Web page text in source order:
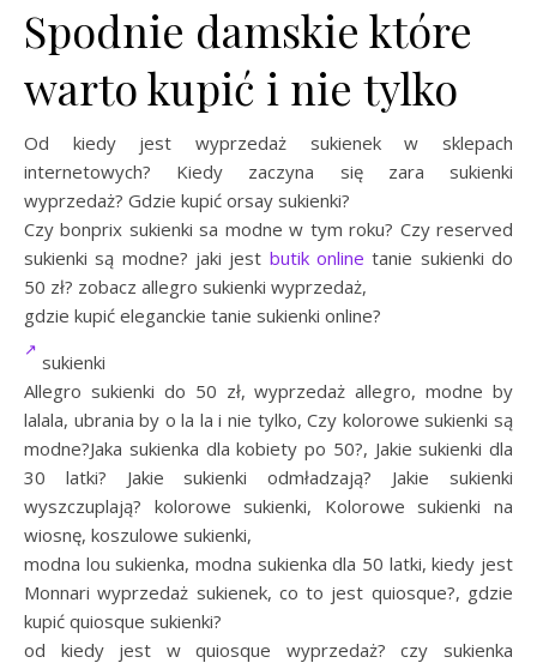
Spodnie damskie które
warto kupić i nie tylko
Od kiedy jest wyprzedaż sukienek w sklepach
internetowych? Kiedy zaczyna się zara sukienki
wyprzedaż? Gdzie kupić orsay sukienki?
Czy bonprix sukienki sa modne w tym roku? Czy reserved
sukienki są modne? jaki jest butik online tanie sukienki do
50 zł? zobacz allegro sukienki wyprzedaż,
gdzie kupić eleganckie tanie sukienki online?
sukienki
Allegro sukienki do 50 zł, wyprzedaż allegro, modne by
lalala, ubrania by o la la i nie tylko, Czy kolorowe sukienki są
modne?Jaka sukienka dla kobiety po 50?, Jakie sukienki dla
30 latki? Jakie sukienki odmładzają? Jakie sukienki
wyszczuplają? kolorowe sukienki, Kolorowe sukienki na
wiosnę, koszulowe sukienki,
modna lou sukienka, modna sukienka dla 50 latki, kiedy jest
Monnari wyprzedaż sukienek, co to jest quiosque?, gdzie
kupić quiosque sukienki?
od kiedy jest w quiosque wyprzedaż? czy sukienka